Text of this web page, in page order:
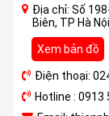
Địa chỉ: Số
Biên, TP Hà Nội.
Xem bản đồ
Điện thoại:
Hotline : 0913